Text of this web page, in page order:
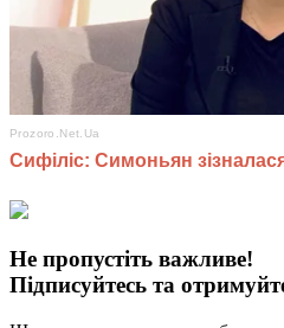
Не пропустіть важливе!
Підписуйтесь та